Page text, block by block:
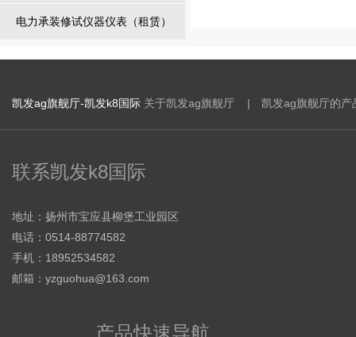
电力承装修试仪器仪表（租赁）
凯发ag旗舰厅-凯发k8国际 关于凯发ag旗舰厅 | 凯发ag旗舰厅的
联系凯发k8国际
地址：扬州市宝应县柳堡工业园区
电话：0514-88774582
手机：18952534582
邮箱： yzguohua@163.com